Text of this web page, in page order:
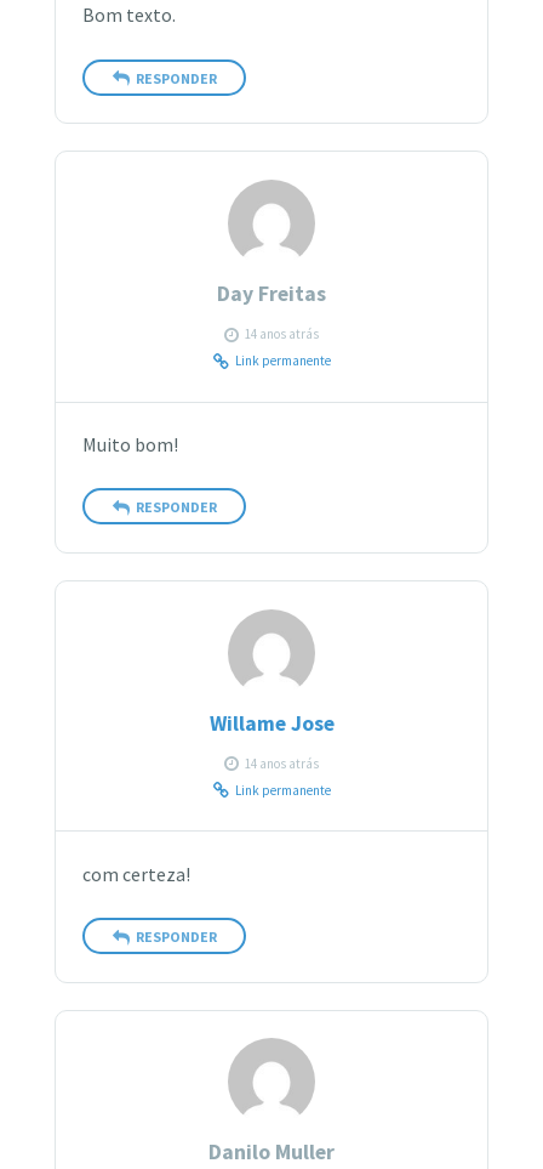
Bom texto.
RESPONDER
Day Freitas
14 anos atrás
Link permanente
Muito bom!
RESPONDER
Willame Jose
14 anos atrás
Link permanente
com certeza!
RESPONDER
Danilo Muller